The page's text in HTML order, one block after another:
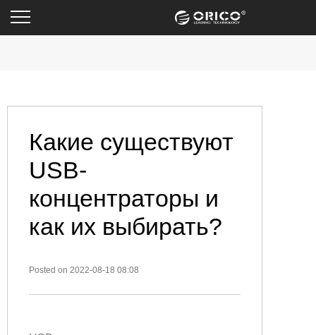
Какие существуют
USB-
концентраторы и
как их выбирать?
Posted on 2022-08-18 08:08